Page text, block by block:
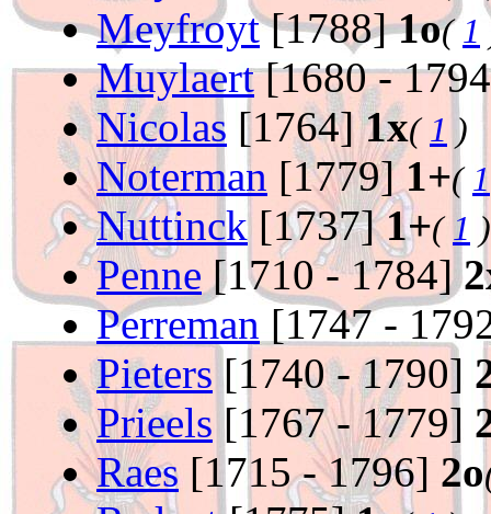
Meyfroyt[1788]1o(1
Muylaert[1680 -
Nicolas [1764]1x( 1 )
Noterman [1779]1+( 1
Nuttinck [1737]1+( 1 )
Penne [1710 - 1784]
Perreman [1747 -
Pieters [1740 - 1790]
Prieels [1767 - 1779]
Raes [1715 - 1796] 2o